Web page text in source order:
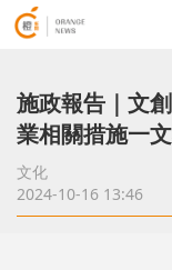
施政報告｜文
業相關措施一
文化
2024-10-16 13:46